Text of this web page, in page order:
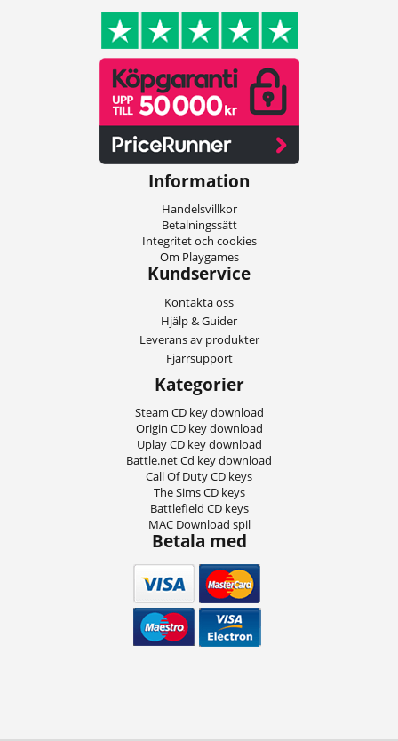
Information
Handelsvillkor
Betalningssätt
Integritet och cookies
Om Playgames
Kundservice
Kontakta oss
Hjälp & Guider
Leverans av produkter
Fjärrsupport
Kategorier
Steam CD key download
Origin CD key download
Uplay CD key download
Battle.net Cd key download
Call Of Duty CD keys
The Sims CD keys
Battlefield CD keys
MAC Download spil
Betala med